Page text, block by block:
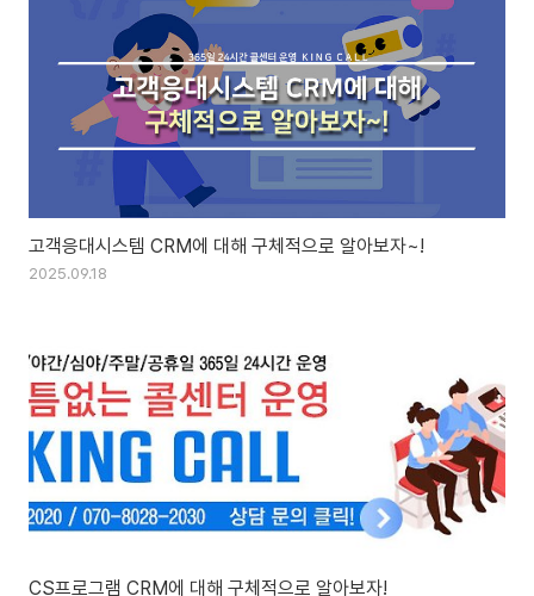
고객응대시스템 CRM에 대해 구체적으로 알아보자~!
2025.09.18
CS프로그램 CRM에 대해 구체적으로 알아보자!